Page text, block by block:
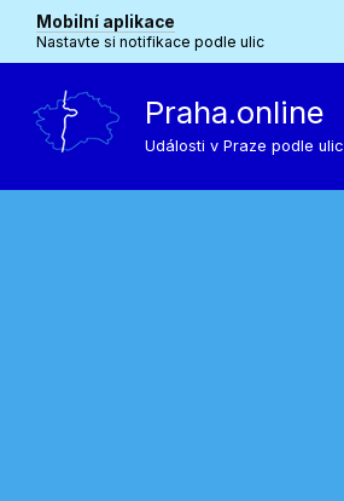
Mobilní aplikace
Nastavte si notifikace podle ulic
Praha.online
Události v Praze podle ulic